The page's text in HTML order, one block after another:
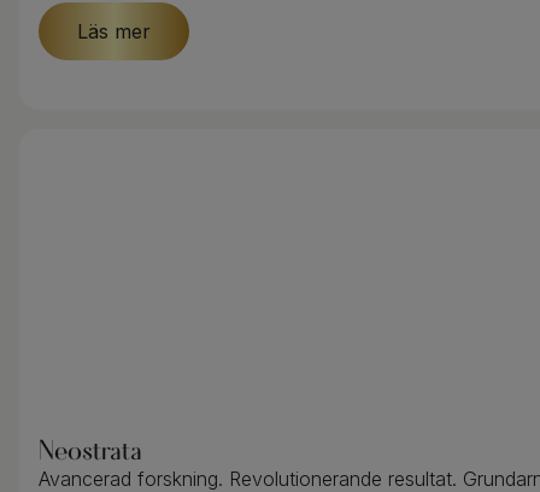
Läs mer
Neostrata
Avancerad forskning. Revolutionerande resultat.